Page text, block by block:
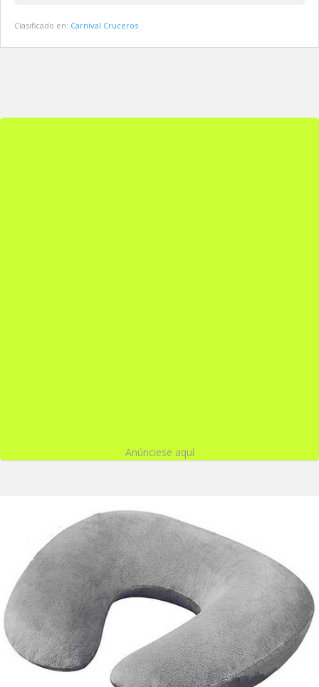
Clasificado en: Carnival Cruceros
Anúnciese aquí